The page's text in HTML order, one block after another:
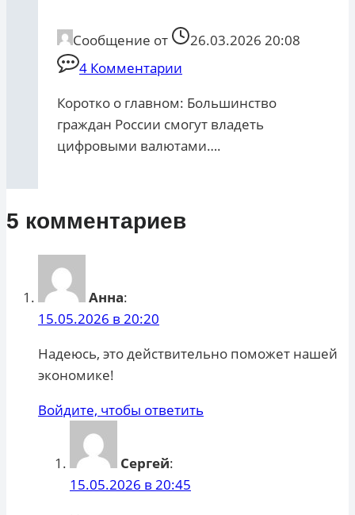
Сообщение от
26.03.2026 20:08
4 Комментарии
Коротко о главном: Большинство
граждан России смогут владеть
цифровыми валютами….
5 комментариев
Анна:
15.05.2026 в 20:20
Надеюсь, это действительно поможет нашей
экономике!
Войдите, чтобы ответить
Сергей:
15.05.2026 в 20:45